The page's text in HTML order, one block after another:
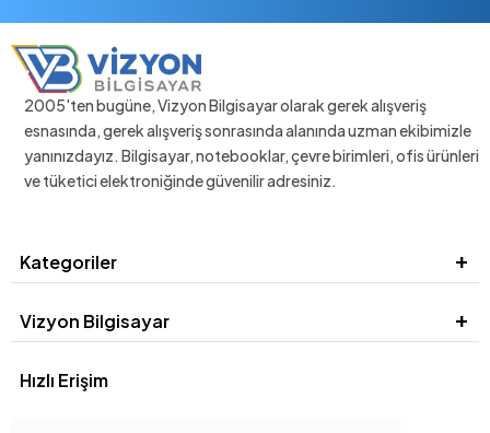
2005'ten bugüne, Vizyon Bilgisayar olarak gerek alışveriş
esnasında, gerek alışveriş sonrasında alanında uzman ekibimizle
yanınızdayız. Bilgisayar, notebooklar, çevre birimleri, ofis ürünleri
ve tüketici elektroniğinde güvenilir adresiniz.
Kategoriler
Vizyon Bilgisayar
Hızlı Erişim